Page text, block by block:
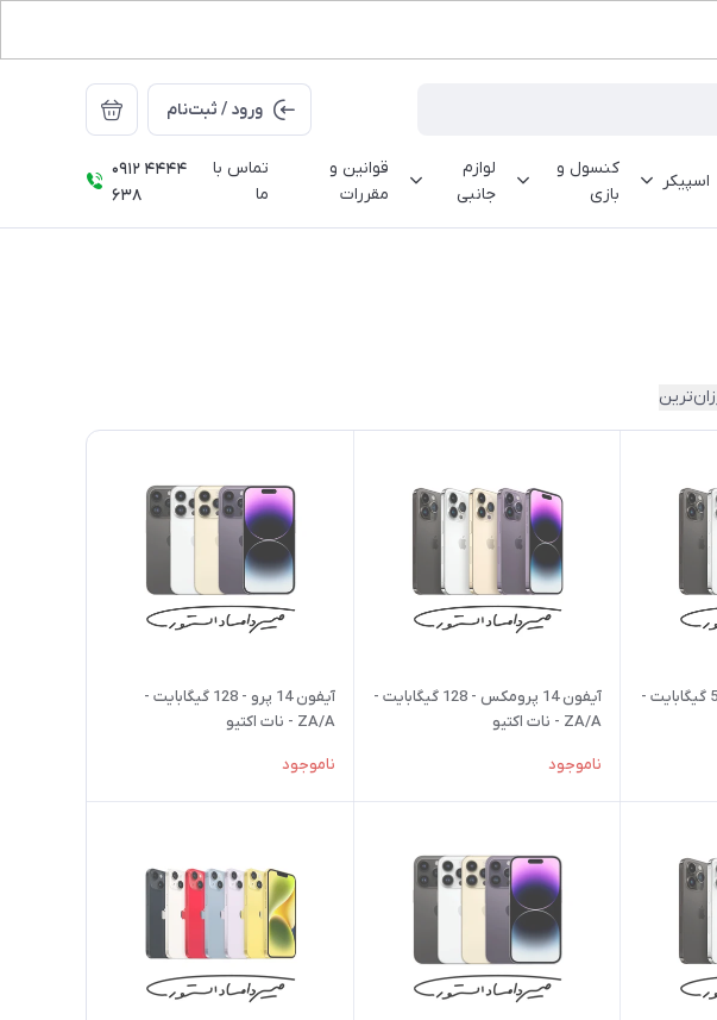
ورود / ثبت‌نام
اسپیکر
کنسول و
بازی
لوازم
جانبی
قوانین و
مقررات
تماس با
ما
0912 4444
638
آیفون 14 پرومکس - 512 گیگابایت -
آیفون 14 پرومکس - 128 گیگابایت -
ZA/A - نات اکتیو
ناموجود
آیفون 14 پرو - 128 گیگابایت -
ZA/A - نات اکتیو
ناموجود